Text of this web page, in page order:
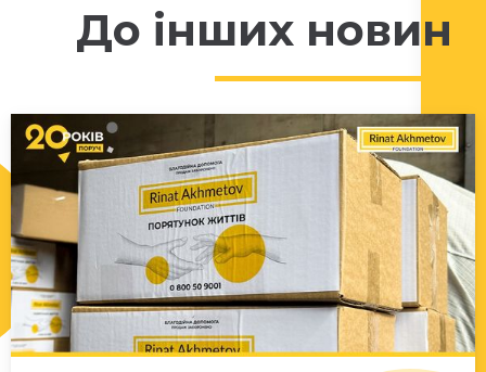
До інших новин